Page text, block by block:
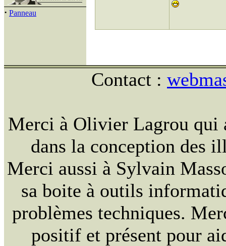
· Panneau
Contact :
Merci à Olivier Lagrou qui
dans la conception des
Merci aussi à Sylvain
sa boite à outils
problèmes techniques.
positif et présent pour